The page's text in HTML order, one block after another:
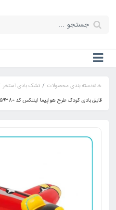
خانهدسته بندی محصولات
تشک بادی استخر
قایق بادی کودک طرح هواپیما اینتکس کد 59380